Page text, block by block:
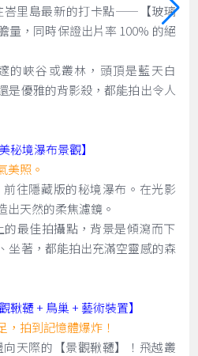
峇里島最新的打卡點——【玻璃
量，同時保證出片率 100% 的絕
的峽谷或叢林，頭頂是藍天白
是優雅的背影殺，都能拍出令人
秘境瀑布景觀】
美照。
往隱藏版的秘境瀑布。在光影
出天然的柔焦濾鏡。
的最佳拍攝點，背景是傾瀉而下
坐著，都能拍出充滿空靈感的森
韆 + 鳥巢 + 藝術裝置】
拍到記憶體爆炸！
天際的【景觀鞦韆】！飛越叢